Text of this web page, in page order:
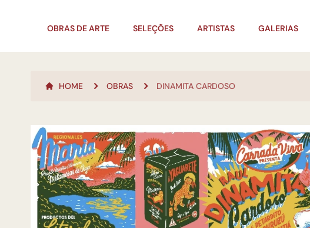
OBRAS DE ARTE SELEÇÕES ARTISTAS GALERIAS
HOME OBRAS DINAMITA CARDOSO